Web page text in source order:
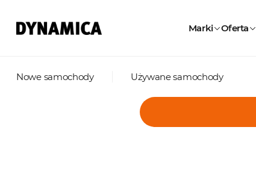
Marki Oferta
Nowe samochody Używane samochody